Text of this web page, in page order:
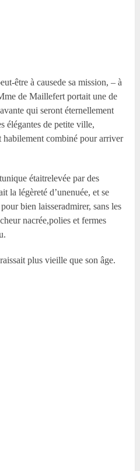
être à causede sa mission, – à
me de Maillefert portait une de
qui seront éternellement
élégantes de petite ville,
habilement combiné pour arriver
étaitrelevée par des
la légèreté d’unenuée, et se
bien laisseradmirer, sans les
nacrée,polies et fermes
plus vieille que son âge.